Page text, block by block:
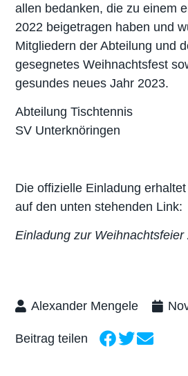
allen bedanken, die zu einem
2022 beigetragen haben und
Mitgliedern der Abteilung und
gesegnetes Weihnachtsfest
gesundes neues Jahr 2023.
Abteilung Tischtennis
SV Unterknöringen
Die offizielle Einladung
auf den unten stehenden Link:
Einladung zur Weihnachtsfeier
Alexander Mengele
Beitrag teilen